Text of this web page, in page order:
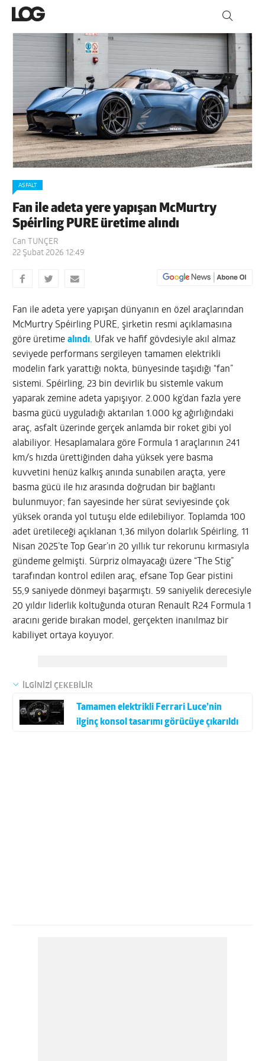
ASFALT
Fan ile adeta yere yapışan McMurtry
Spéirling PURE üretime alındı
Can TUNÇER
22 Şubat 2026 12:49
Fan ile adeta yere yapışan dünyanın en özel araçlarından
McMurtry Spéirling PURE, şirketin resmi açıklamasına
göre üretimealındı. Ufak ve hafif gövdesiyle akıl almaz
seviyede performans sergileyen tamamen elektrikli
modelin fark yarattığı nokta, bünyesinde taşıdığı “fan”
sistemi. Spéirling, 23 bin devirlik bu sistemle vakum
yaparak zemine adeta yapışıyor. 2.000 kg’dan fazla yere
basma gücü uyguladığı aktarılan 1.000 kg ağırlığındaki
araç, asfalt üzerinde gerçek anlamda bir roket gibi yol
alabiliyor. Hesaplamalara göre Formula 1 araçlarının 241
km/s hızda ürettiğinden daha yüksek yere basma
kuvvetini henüz kalkış anında sunabilen araçta, yere
basma gücü ile hız arasında doğrudan bir bağlantı
bulunmuyor; fan sayesinde her sürat seviyesinde çok
yüksek oranda yol tutuşu elde edilebiliyor. Toplamda 100
adet üretileceği açıklanan 1,36 milyon dolarlık Spéirling, 11
Nisan 2025’te Top Gear’ın 20 yıllık tur rekorunu kırmasıyla
gündeme gelmişti. Sürpriz olmayacağı üzere “The Stig”
tarafından kontrol edilen araç, efsane Top Gear pistini
55,9 saniyede dönmeyi başarmıştı. 59 saniyelik derecesiyle
20 yıldır liderlik koltuğunda oturan Renault R24 Formula 1
aracını geride bırakan model, gerçekten inanılmaz bir
kabiliyet ortaya koyuyor.
İLGİNİZİ ÇEKEBİLİR
Tamamen elektrikli Ferrari Luce’nin
ilginç konsol tasarımı görücüye çıkarıldı